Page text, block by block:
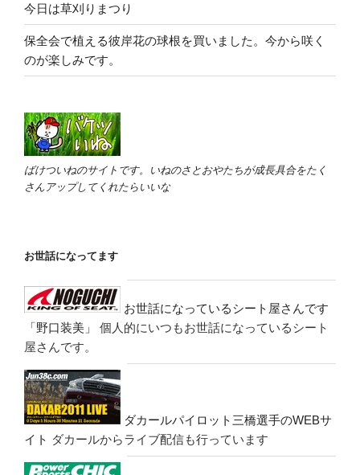
今日は草刈りまつり
保全会で植える彼岸花の球根を買いました。今から咲く
のが楽しみです。
ばけついねのサイトです。いねのさとおやたちが成長具合をたく
さんアップしてくれたらいいな
お世話になってます
お世話になっているシート屋さんです
「野口装美」
個人的にいつもお世話になっているシート
屋さんです。
ダカールパイロット三橋選手のWEBサ
イト ダカールからライブ配信も行っています